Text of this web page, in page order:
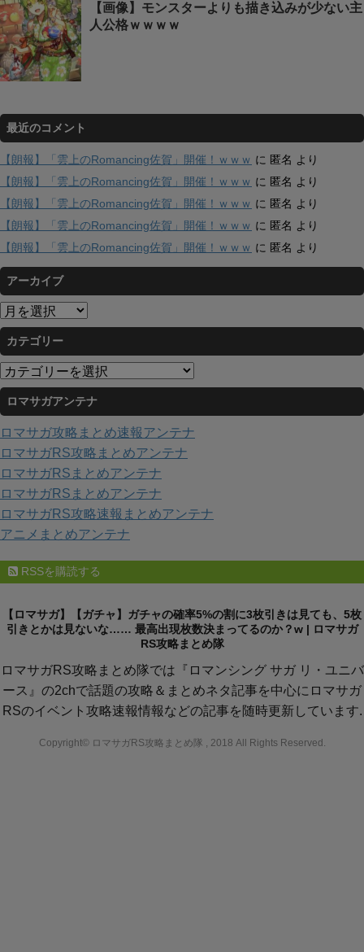
【画像】モンスターよりも描き込みが少ない主
人公格ｗｗｗｗ
最近のコメント
【朗報】「雲上のRomancing佐賀」開催！ｗｗｗ に 匿名 より
【朗報】「雲上のRomancing佐賀」開催！ｗｗｗ に 匿名 より
【朗報】「雲上のRomancing佐賀」開催！ｗｗｗ に 匿名 より
【朗報】「雲上のRomancing佐賀」開催！ｗｗｗ に 匿名 より
【朗報】「雲上のRomancing佐賀」開催！ｗｗｗ に 匿名 より
アーカイブ
ア
ー
カ
イ
ブ
カテゴリー
カ
テ
ゴ
リ
ー
ロマサガアンテナ
ロマサガ攻略まとめ速報アンテナ
ロマサガRS攻略まとめアンテナ
ロマサガRSまとめアンテナ
ロマサガRSまとめアンテナ
ロマサガRS攻略速報まとめアンテナ
アニメまとめアンテナ
RSSを購読する
【ロマサガ】【ガチャ】ガチャの確率5%の割に3枚引きは見ても、5枚
引きとかは見ないな…… 最高出現枚数決まってるのか？w | ロマサガ
RS攻略まとめ隊
ロマサガRS攻略まとめ隊では『ロマンシング サガ リ・ユニバ
ース』の2chで話題の攻略＆まとめネタ記事を中心にロマサガ
RSのイベント攻略速報情報などの記事を随時更新しています.
Copyright© ロマサガRS攻略まとめ隊 , 2018 All Rights Reserved.